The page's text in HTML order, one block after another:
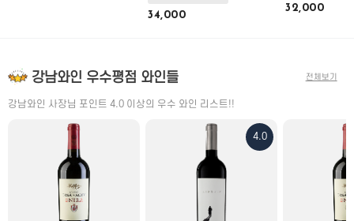
34,000
32,000
전체보기
강남와인 우수평점 와인들
강남와인 사장님 포인트 4.0 이상의 우수 와인 리스트!!
4.0